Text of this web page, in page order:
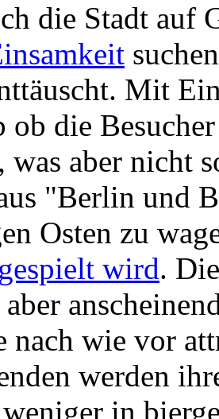
die Stadt auf
Mit
ob die
aber nicht
"Berlin und
Osten zu
wird.
nach wie vor
werden
in